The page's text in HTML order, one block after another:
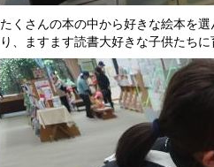
たくさんの本の中から好きな絵本を
り、ますます読書大好きな子供たち